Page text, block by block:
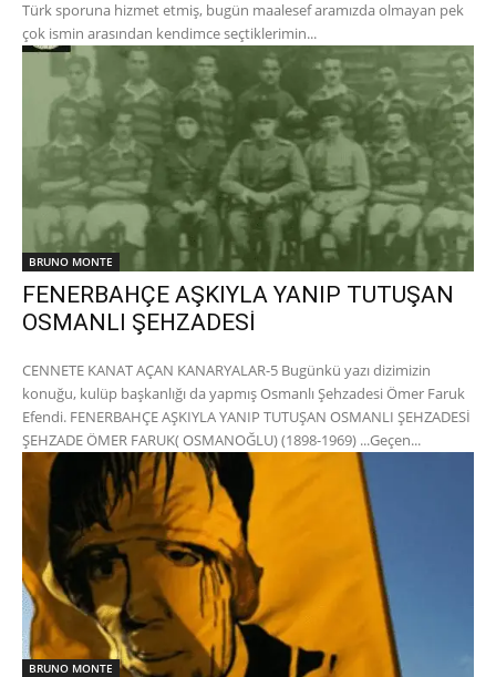
Türk sporuna hizmet etmiş, bugün maalesef aramızda olmayan pek
çok ismin arasından kendimce seçtiklerimin...
BRUNO MONTE
FENERBAHÇE AŞKIYLA YANIP TUTUŞAN
OSMANLI ŞEHZADESİ
CENNETE KANAT AÇAN KANARYALAR-5 Bugünkü yazı dizimizin
konuğu, kulüp başkanlığı da yapmış Osmanlı Şehzadesi Ömer Faruk
Efendi. FENERBAHÇE AŞKIYLA YANIP TUTUŞAN OSMANLI ŞEHZADESİ
ŞEHZADE ÖMER FARUK( OSMANOĞLU) (1898-1969) ...Geçen...
BRUNO MONTE